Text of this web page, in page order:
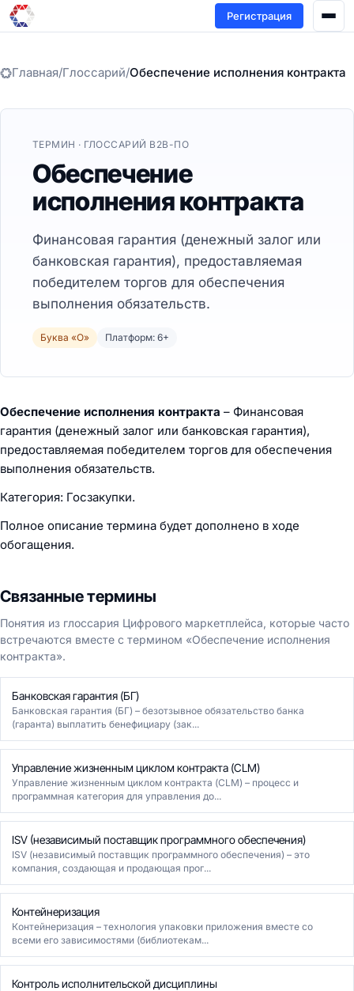
Регистрация
Главная/Глоссарий/Обеспечение исполнения контракта
ТЕРМИН · ГЛОССАРИЙ B2B-ПО
Обеспечение
исполнения контракта
Финансовая гарантия (денежный залог или
банковская гарантия), предоставляемая
победителем торгов для обеспечения
выполнения обязательств.
Буква «О» Платформ: 6+
Обеспечение исполнения контракта – Финансовая
гарантия (денежный залог или банковская гарантия),
предоставляемая победителем торгов для обеспечения
выполнения обязательств.
Категория: Госзакупки.
Полное описание термина будет дополнено в ходе
обогащения.
Связанные термины
Понятия из глоссария Цифрового маркетплейса, которые часто
встречаются вместе с термином «Обеспечение исполнения
контракта».
Банковская гарантия (БГ)
Банковская гарантия (БГ) – безотзывное обязательство банка
(гаранта) выплатить бенефициару (зак...
Управление жизненным циклом контракта (CLM)
Управление жизненным циклом контракта (CLM) – процесс и
программная категория для управления до...
ISV (независимый поставщик программного обеспечения)
ISV (независимый поставщик программного обеспечения) – это
компания, создающая и продающая прог...
Контейнеризация
Контейнеризация – технология упаковки приложения вместе со
всеми его зависимостями (библиотекам...
Контроль исполнительской дисциплины